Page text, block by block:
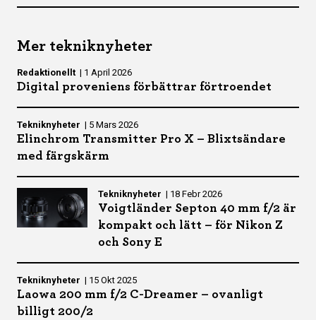
Mer tekniknyheter
Redaktionellt | 1 April 2026
Digital proveniens förbättrar förtroendet
Tekniknyheter | 5 Mars 2026
Elinchrom Transmitter Pro X – Blixtsändare
med färgskärm
Tekniknyheter | 18 Febr 2026
Voigtländer Septon 40 mm f/2 är
kompakt och lätt – för Nikon Z
och Sony E
Tekniknyheter | 15 Okt 2025
Laowa 200 mm f/2 C-Dreamer – ovanligt
billigt 200/2